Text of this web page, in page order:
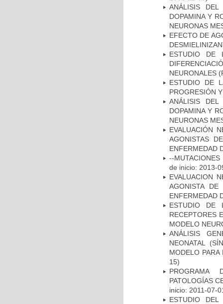
ANÁLISIS
DOPAMINA Y
NEURONAS
EFECTO DE
ESTUDIO DE
NEURONALES
ESTUDIO DE
PROGRESIÓN
ANÁLISIS
DOPAMINA Y
NEURONAS
EVALUACIÓN
AGONISTAS
ENFERMEDAD
--
de inicio: 2013-
EVALUACION
AGONISTA
ENFERMEDAD
ESTUDIO DE
RECEPTORES
MODELO
ANÁLISIS
NEONATAL
MODELO
15)
PROGRAMA
PATOLOGÍAS
inicio: 2011-07-
ESTUDIO